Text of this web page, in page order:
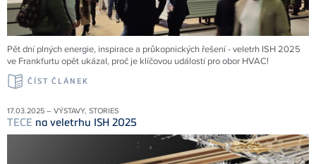
Pět dní plných energie, inspirace a průkopnických řešení - veletrh ISH 2025
ve Frankfurtu opět ukázal, proč je klíčovou událostí pro obor HVAC!
ČÍST ČLÁNEK
17.03.2025 – VÝSTAVY, STORIES
TECE na veletrhu ISH 2025